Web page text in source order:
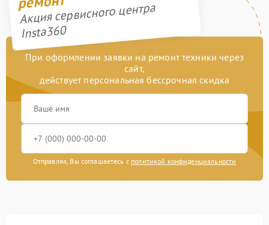
Акция сервисного центра
Insta360
При оформлении заявки на ремонт техники через
сайт,
действует персональная бессрочная скидка
Отправляя, Вы соглашаетесь с политикой конфиденциальности